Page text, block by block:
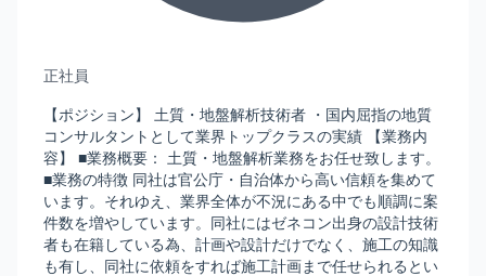
正社員
【ポジション】 土質・地盤解析技術者 ・国内屈指の地質
コンサルタントとして業界トップクラスの実績 【業務内
容】 ■業務概要： 土質・地盤解析業務をお任せ致します。
■業務の特徴 同社は官公庁・自治体から高い信頼を集めて
います。それゆえ、業界全体が不況にある中でも順調に案
件数を増やしています。同社にはゼネコン出身の設計技術
者も在籍している為、計画や設計だけでなく、施工の知識
も有し、同社に依頼をすれば施工計画まで任せられるとい